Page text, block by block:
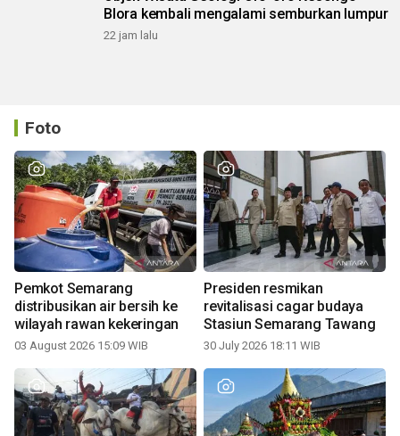
Blora kembali mengalami semburkan lumpur
22 jam lalu
Foto
Pemkot Semarang
distribusikan air bersih ke
wilayah rawan kekeringan
03 August 2026 15:09 WIB
Presiden resmikan
revitalisasi cagar budaya
Stasiun Semarang Tawang
30 July 2026 18:11 WIB